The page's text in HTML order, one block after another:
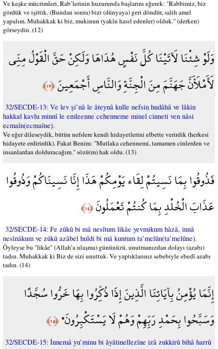
Ve keşke mücrimleri, Rab’lerinin huzurunda başlarını eğerek: "Rabbimiz, biz
gördük ve işittik. (Bundan sonra) bizi (dünyaya) geri döndür, salih amel
yapalım. Muhakkak ki biz, mukinun (yakîn hasıl edenler) olduk." (derken)
görseydin. (12)
وَلَوْ شِئْنَا لَآتَيْنَا كُلَّ نَفْسٍ هُدَاهَا وَلَكِنْ حَقَّ الْقَوْلُ مِنِّي
لَأَمْلَأَنَّ جَهَنَّمَ مِنَ الْجِنَّةِ وَالنَّاسِ أَجْمَعِينَ﴿١٣﴾
32/SECDE-13: Ve lev şi’nâ le âteynâ kulle nefsin hudâhâ ve lâkin
hakkal kavlu minnî le emleenne cehenneme minel cinneti ven nâsi
ecmaîn(ecmaîne).
Ve eğer dileseydik, bütün nefslere kendi hidayetlerini elbette verirdik (herkesi
hidayete erdirirdik). Fakat Benim: "Mutlaka cehennemi, tamamen cinlerden ve
insanlardan dolduracağım." sözü(m) hak oldu. (13)
فَذُوقُوا بِمَا نَسِيتُمْ لِقَاء يَوْمِكُمْ هَذَا إِنَّا نَسِينَاكُمْ وَذُوقُوا
عَذَابَ الْخُلْدِ بِمَا كُنتُمْ تَعْمَلُونَ﴿١٤﴾
32/SECDE-14: Fe zûkû bi mâ nesîtum likâe yevmikum hâzâ, innâ
nesînâkum ve zûkû azâbel huldi bi mâ kuntum ta’melûn(ta’melûne).
Öyleyse bu "likâe" (Allah’a ulaşma) gününüzü, unutmanızdan dolayı (azabı)
tadın. Muhakkak ki Biz de sizi unuttuk. Ve yaptıklarınız sebebiyle ebedî azabı
tadın. (14)
إِنَّمَا يُؤْمِنُ بِآيَاتِنَا الَّذِينَ إِذَا ذُكِّرُوا بِهَا خَرُّوا سُجَّدًا
وَسَبَّحُوا بِحَمْدِ رَبِّهِمْ وَهُمْ لَا يَسْتَكْبِرُونَ*﴿١٥﴾
32/SECDE-15: İnnemâ yu’minu bi âyâtinellezîne izâ zukkirû bihâ harrû